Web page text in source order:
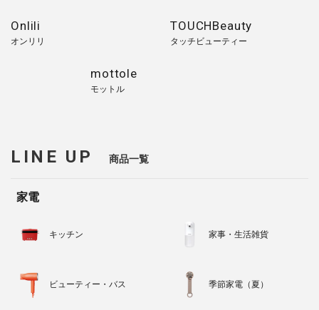
Onlili
オンリリ
TOUCHBeauty
タッチビューティー
mottole
モットル
LINE UP 商品一覧
家電
キッチン 家事・生活雑貨
ビューティー・バス 季節家電（夏）